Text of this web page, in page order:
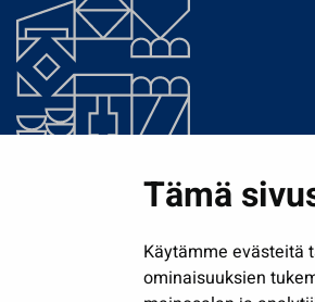
Tämä
Käytämme evästeitä
ominaisuuksien